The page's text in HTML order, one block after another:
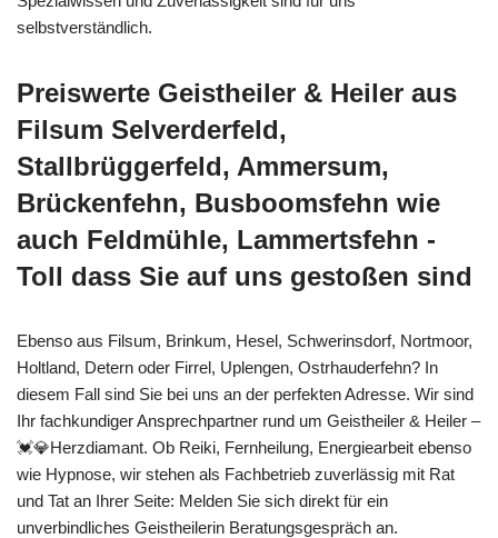
selbstverständlich.
Preiswerte Geistheiler & Heiler aus
Filsum Selverderfeld,
Stallbrüggerfeld, Ammersum,
Brückenfehn, Busboomsfehn wie
auch Feldmühle, Lammertsfehn -
Toll dass Sie auf uns gestoßen sind
Ebenso aus Filsum, Brinkum, Hesel, Schwerinsdorf, Nortmoor,
Holtland, Detern oder Firrel, Uplengen, Ostrhauderfehn? In
diesem Fall sind Sie bei uns an der perfekten Adresse. Wir sind
Ihr fachkundiger Ansprechpartner rund um Geistheiler & Heiler –
💓️💎Herzdiamant. Ob Reiki, Fernheilung, Energiearbeit ebenso
wie Hypnose, wir stehen als Fachbetrieb zuverlässig mit Rat
und Tat an Ihrer Seite: Melden Sie sich direkt für ein
unverbindliches Geistheilerin Beratungsgespräch an.